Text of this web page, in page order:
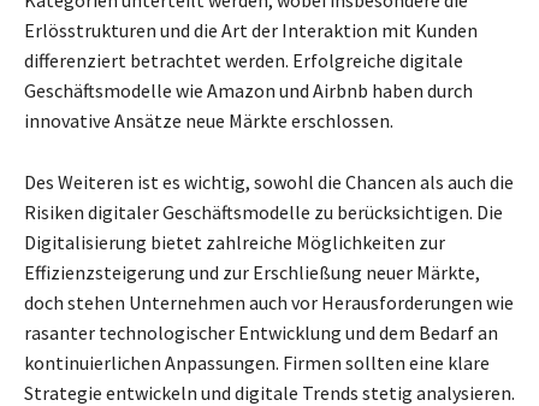
Erlösstrukturen und die Art der Interaktion mit Kunden
differenziert betrachtet werden. Erfolgreiche digitale
Geschäftsmodelle wie Amazon und Airbnb haben durch
innovative Ansätze neue Märkte erschlossen.
Des Weiteren ist es wichtig, sowohl die Chancen als auch die
Risiken digitaler Geschäftsmodelle zu berücksichtigen. Die
Digitalisierung bietet zahlreiche Möglichkeiten zur
Effizienzsteigerung und zur Erschließung neuer Märkte,
doch stehen Unternehmen auch vor Herausforderungen wie
rasanter technologischer Entwicklung und dem Bedarf an
kontinuierlichen Anpassungen. Firmen sollten eine klare
Strategie entwickeln und digitale Trends stetig analysieren.